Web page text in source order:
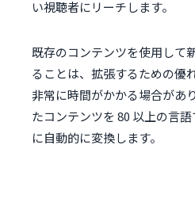
い視聴者にリーチします。
既存のコンテンツを使用して
ることは、拡張するための優
非常に時間がかかる場合があ
たコンテンツを 80 以上の言
に自動的に変換します。